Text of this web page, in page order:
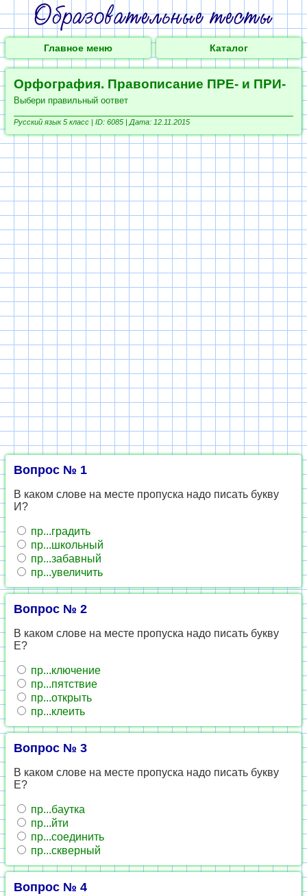
Главное меню Каталог
Орфография. Правописание ПРЕ- и ПРИ-
Выбери правильный оответ
Русский язык 5 класс | ID: 6085 | Дата: 12.11.2015
Вопрос № 1
В каком слове на месте пропуска надо писать букву
И?
пр...градить
пр...школьный
пр...забавный
пр...увеличить
Вопрос № 2
В каком слове на месте пропуска надо писать букву
Е?
пр...ключение
пр...пятствие
пр...открыть
пр...клеить
Вопрос № 3
В каком слове на месте пропуска надо писать букву
Е?
пр...баутка
пр...йти
пр...соединить
пр...скверный
Вопрос № 4